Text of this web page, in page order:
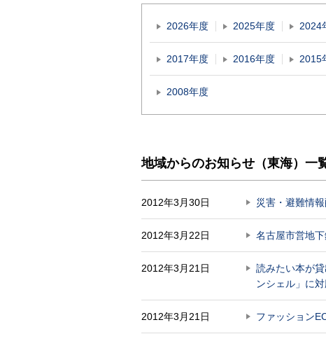
2026年度 2025年度 2024
2017年度 2016年度 2015
2008年度
地域からのお知らせ（東海）一
2012年3月30日 災害・避難情
2012年3月22日 名古屋市営地
2012年3月21日
読みたい本が
ンシェル」に
2012年3月21日 ファッション